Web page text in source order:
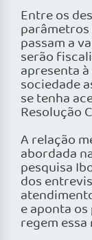
Entre os
passam a
serão
apresenta
sociedade
se tenha
Resolução
A relação
abordada
pesquisa
dos
e aponta
regem